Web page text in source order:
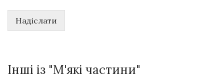
Надіслати
Інші із "М'які частини"